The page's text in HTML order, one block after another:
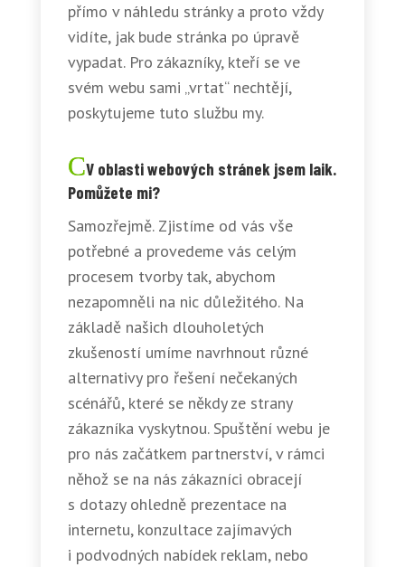
přímo v náhledu stránky a proto vždy
vidíte, jak bude stránka po úpravě
vypadat. Pro zákazníky, kteří se ve
svém webu sami „vrtat“ nechtějí,
poskytujeme tuto službu my.
V oblasti webových stránek jsem laik.
Pomůžete mi?
Samozřejmě. Zjistíme od vás vše
potřebné a provedeme vás celým
procesem tvorby tak, abychom
nezapomněli na nic důležitého. Na
základě našich dlouholetých
zkušeností umíme navrhnout různé
alternativy pro řešení nečekaných
scénářů, které se někdy ze strany
zákazníka vyskytnou. Spuštění webu je
pro nás začátkem partnerství, v rámci
něhož se na nás zákazníci obracejí
s dotazy ohledně prezentace na
internetu, konzultace zajímavých
i podvodných nabídek reklam, nebo